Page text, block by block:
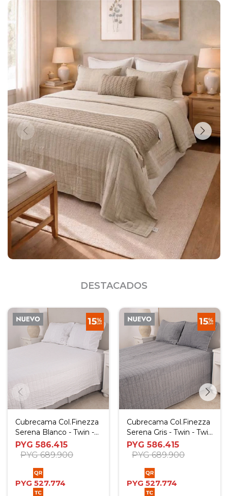
DESTACADOS
Cubrecama Col.Finezza
Serena Blanco - Twin -
Twin Plus
PYG 586.415
PYG 689.900
PYG 527.774
Cubrecama Col.Finezza
Serena Gris - Twin - Twin
Plus
PYG 586.415
PYG 689.900
PYG 527.774